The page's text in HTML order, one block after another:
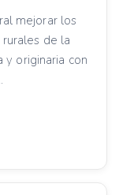
mejorar los
de la
y originaria con